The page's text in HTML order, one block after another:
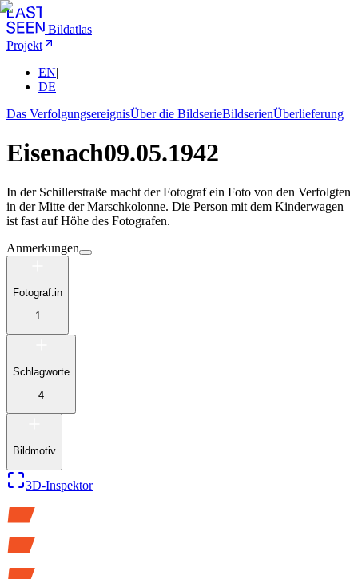
Bildatlas
Projekt
EN|
DE
Das VerfolgungsereignisÜber die BildserieBildserienÜberlieferung
Eisenach09.05.1942
In der Schillerstraße macht der Fotograf ein Foto von den Verfolgten
in der Mitte der Marschkolonne. Die Person mit dem Kinderwagen
ist fast auf Höhe des Fotografen.
Anmerkungen
Fotograf:in
1
Schlagworte
4
Bildmotiv
3D-Inspektor